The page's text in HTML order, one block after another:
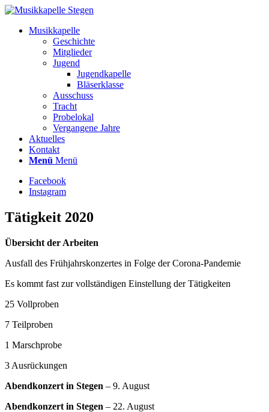
Musikkapelle
Geschichte
Mitglieder
Jugend
Jugendkapelle
Bläserklasse
Ausschuss
Tracht
Probelokal
Vergangene Jahre
Aktuelles
Kontakt
Menü Menü
Facebook
Instagram
Tätigkeit 2020
Übersicht der Arbeiten
Ausfall des Frühjahrskonzertes in Folge der Corona-Pandemie
Es kommt fast zur vollständigen Einstellung der Tätigkeiten
25 Vollproben
7 Teilproben
1 Marschprobe
3 Ausrückungen
Abendkonzert in Stegen – 9. August
Abendkonzert in Stegen – 22. August